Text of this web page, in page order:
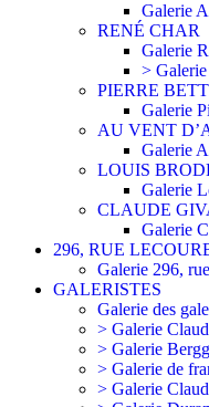
Galerie
RENÉ CHAR
Galerie
>
PIERRE
Galerie
AU VENT
Galerie
LOUIS
Galerie
CLAUDE
Galerie
296, RUE
Galerie 296,
GALERISTES
Galerie des
> Galerie
> Galerie
> Galerie de
> Galerie